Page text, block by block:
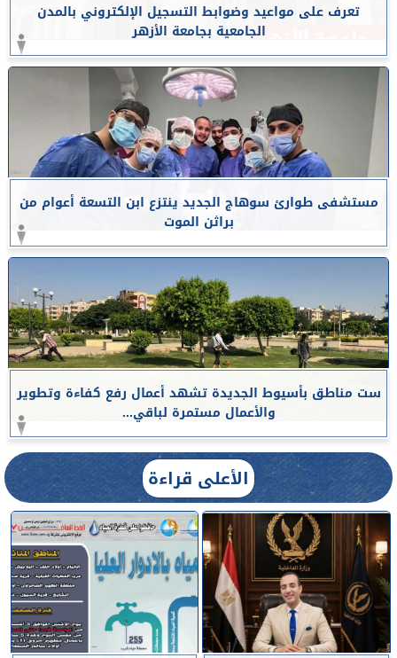
تعرف على مواعيد وضوابط التسجيل الإلكتروني بالمدن
الجامعية بجامعة الأزهر
مستشفى طوارئ سوهاج الجديد ينتزع ابن التسعة أعوام من
براثن الموت
ست مناطق بأسيوط الجديدة تشهد أعمال رفع كفاءة وتطوير
والأعمال مستمرة لباقي...
الأعلى قراءة